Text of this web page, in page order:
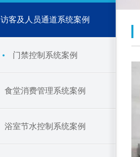
访客及人员通道系统案例
门禁控制系统案例
食堂消费管理系统案例
浴室节水控制系统案例